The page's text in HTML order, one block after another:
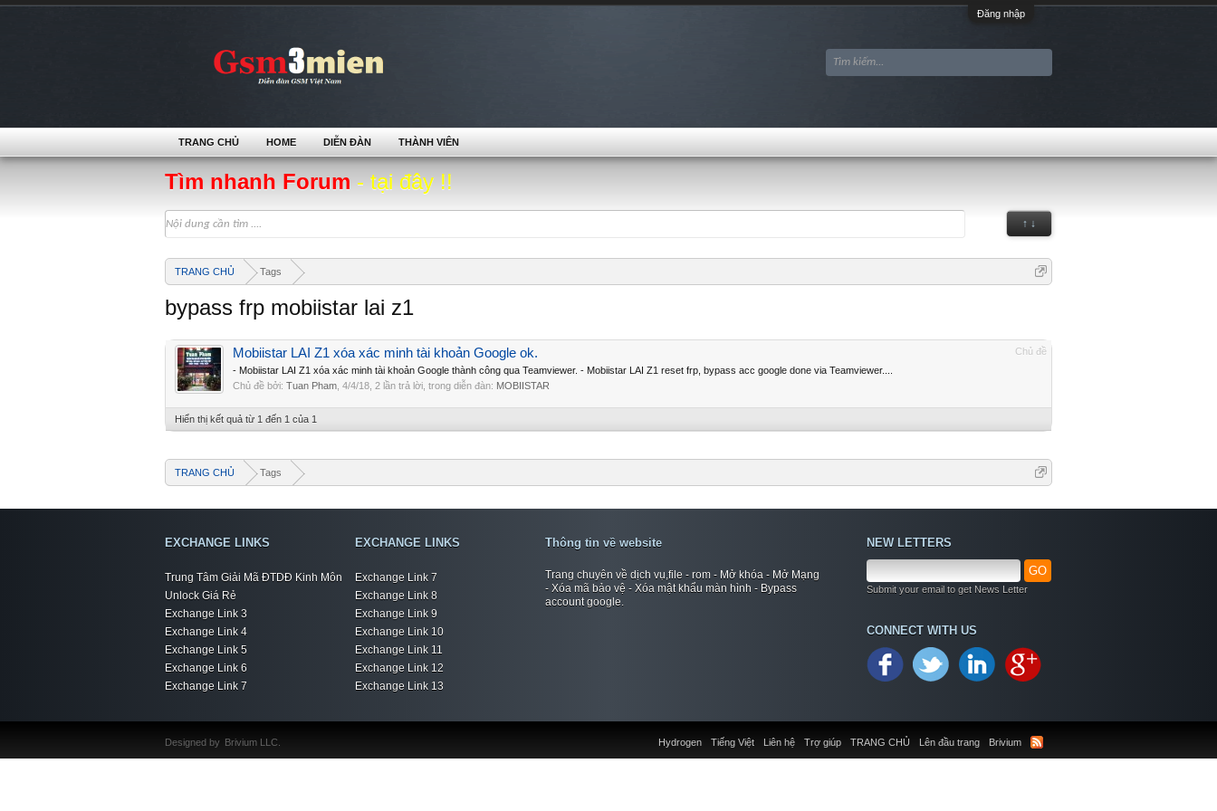
Đăng nhập
Tìm nhanh Forum - tại đây !!
↑ ↓
TRANG CHỦ Tags
bypass frp mobiistar lai z1
Chủ đề
Mobiistar LAI Z1 xóa xác minh tài khoản Google ok.
- Mobiistar LAI Z1 xóa xác minh tài khoản Google thành công qua Teamviewer. - Mobiistar LAI Z1 reset frp, bypass acc google done via Teamviewer....
Chủ đề bởi: Tuan Pham 4/4/18 , 2 lần trả lời, trong diễn đàn: MOBIISTAR
Hiển thị kết quả từ 1 đến 1 của 1
TRANG CHỦ Tags
TRANG CHỦ HOME DIỄN ĐÀN THÀNH VIÊN
EXCHANGE LINKS
Trung Tâm Giải Mã ĐTDĐ Kinh Môn
Unlock Giá Rẻ
Exchange Link 3
Exchange Link 4
Exchange Link 5
Exchange Link 6
Exchange Link 7
EXCHANGE LINKS
Exchange Link 7
Exchange Link 8
Exchange Link 9
Exchange Link 10
Exchange Link 11
Exchange Link 12
Exchange Link 13
Thông tin về website
Trang chuyên về dịch vụ,file - rom - Mở khóa - Mở Mạng
- Xóa mã bảo vệ - Xóa mật khẩu màn hình - Bypass
account google.
NEW LETTERS
GO
Submit your email to get News Letter
CONNECT WITH US
Liên hệ Trợ giúp TRANG CHỦ Lên đầu trang Brivium
Hydrogen Tiếng Việt
Designed by Brivium LLC.